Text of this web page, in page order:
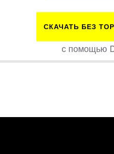
СКАЧАТЬ БЕЗ
с помощью